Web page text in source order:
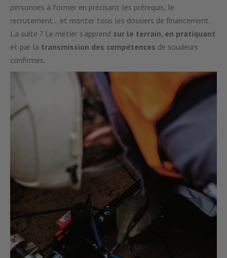
personnes à former en précisant les prérequis, le
recrutement… et monter tous les dossiers de financement.
La suite ? Le métier s’apprend sur le terrain, en pratiquant
et par la transmission des compétences de soudeurs
confirmés.